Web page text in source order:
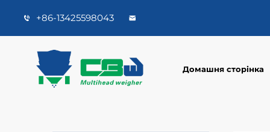
+86-13425598043
Домашня сторінка